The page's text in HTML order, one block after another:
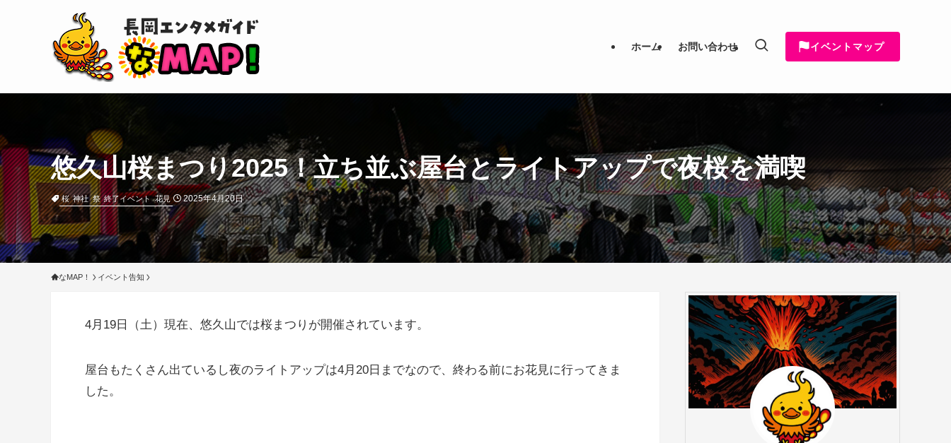
ホーム お問い合わせ イベントマップ
悠久山桜まつり2025！立ち並ぶ屋台とライトアップで夜桜を満喫
桜 神社 祭 終了イベント 花見 2025年4月20日
なMAP！ イベント告知
4月19日（土）現在、悠久山では桜まつりが開催されています。
屋台もたくさん出ているし夜のライトアップは4月20日までなので、終わる前にお花見に行ってきま
した。